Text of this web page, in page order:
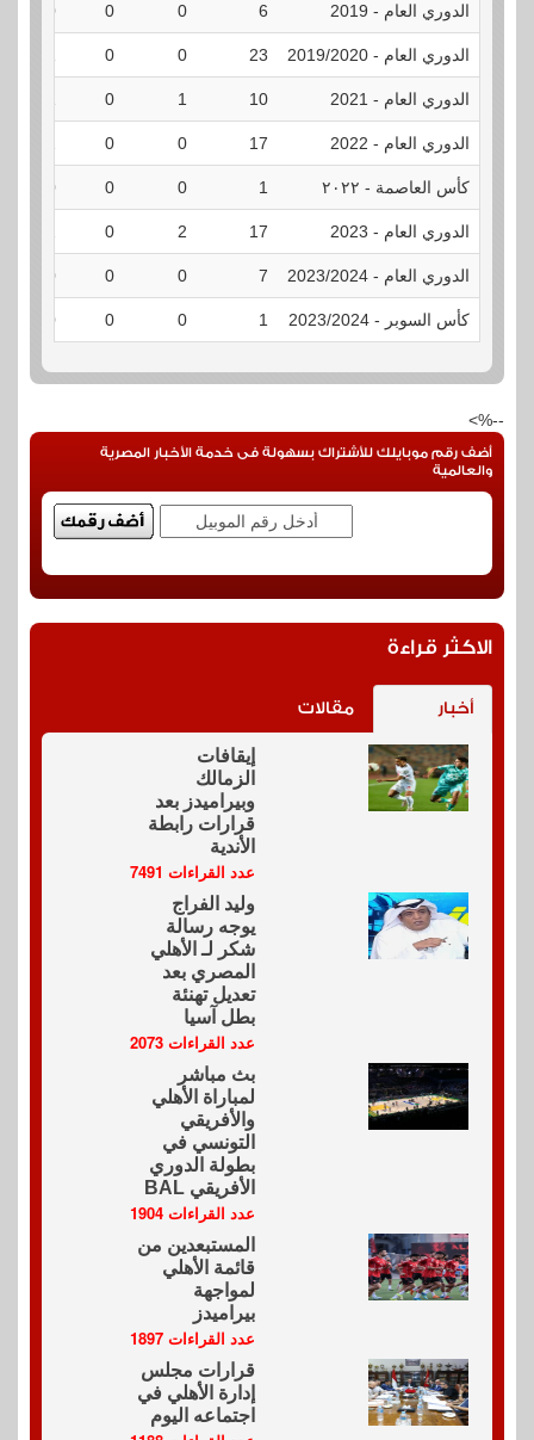
الدوري العام - 2019 6
0
0
0
الدوري العام - 2019/2020 23
0
0
الدوري العام - 2021 10
1
0
الدوري العام - 2022 17
0
0
كأس العاصمة - ٢٠٢٢ 1
0
0
0
الدوري العام - 2023 17
2
0
الدوري العام - 2023/2024 7
0
0
0
كأس السوبر - 2023/2024 1
0
0
0
--%>
أضف رقم موبايلك للأشتراك بسهولة فى خدمة الأخبار المصرية
والعالمية
الاكثر قراءة
أخبار مقالات
إيقافات
الزمالك
وبيراميدز بعد
قرارات رابطة
الأندية
عدد القراءات 7491
وليد الفراج
يوجه رسالة
شكر لـ الأهلي
المصري بعد
تعديل تهنئة
بطل آسيا
عدد القراءات 2073
بث مباشر
لمباراة الأهلي
والأفريقي
التونسي في
بطولة الدوري
الأفريقي BAL
عدد القراءات 1904
المستبعدين من
قائمة الأهلي
لمواجهة
بيراميدز
عدد القراءات 1897
قرارات مجلس
إدارة الأهلي في
اجتماعه اليوم